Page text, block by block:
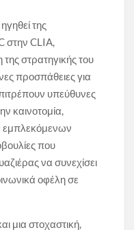
της
στην CLIA,
στρατηγικής του
προσπάθειες για
υπεύθυνες
καινοτομία,
εμπλεκόμενων
που
να συνεχίσει
οφέλη σε
μια στοχαστική,